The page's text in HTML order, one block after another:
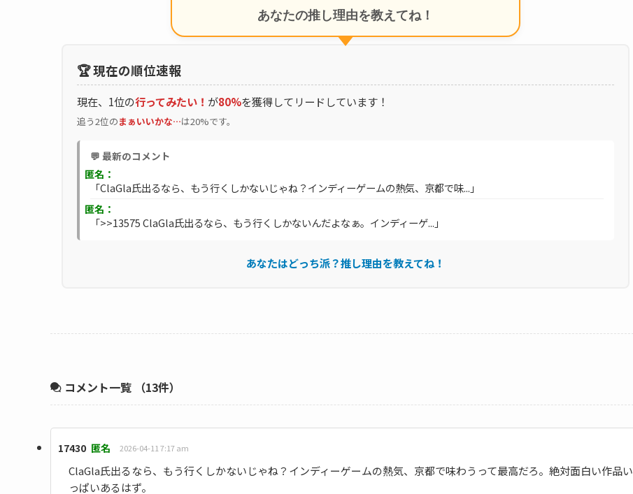
あなたの推し理由を教えてね！
🏆 現在の順位速報
現在、1位の行ってみたい！ が80%を獲得してリードしています！
追う2位のまぁいいかな…は20%です。
💬 最新のコメント
匿名：
「ClaGla氏出るなら、もう行くしかないじゃね？インディーゲームの熱気、京都で味...」
匿名：
「>>13575 ClaGla氏出るなら、もう行くしかないんだよなぁ。インディーゲ...」
あなたはどっち派？推し理由を教えてね！
コメント一覧 （13件）
17430 匿名 2026-04-11 7:17 am
ClaGla氏出るなら、もう行くしかないじゃね？インディーゲームの熱気、京都で味わうって最高だろ。絶対面白い作品い
っぱいあるはず。